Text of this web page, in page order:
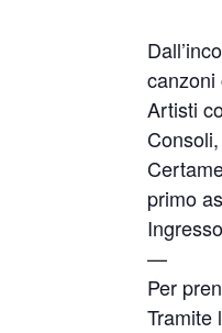
canzoni
Artisti
primo
—
Per
Tramite